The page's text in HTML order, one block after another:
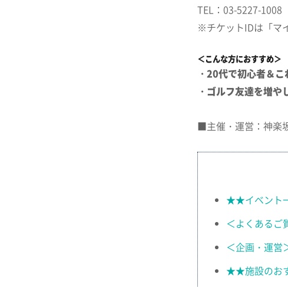
TEL：03-5227-1008
※チケットIDは「マ
＜こんな方におすすめ＞
・20代で初心者＆
・ゴルフ友達を増や
■主催・運営：神楽
★★イベント
＜よくあるご
＜企画・運営
★★施設のお